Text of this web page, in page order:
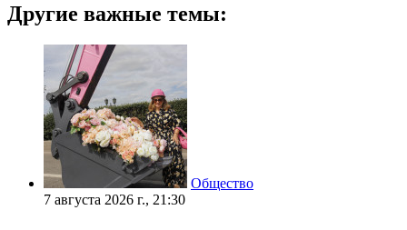
Другие важные темы:
Общество
7 августа 2026 г., 21:30